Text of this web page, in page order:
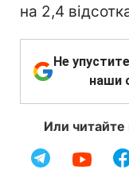
на 2,4
Не
наши
Или читайте